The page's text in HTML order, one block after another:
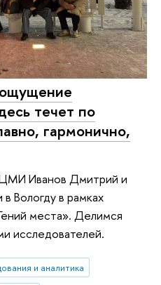
течет по
гармонично,
Иванов Дмитрий и
Вологду в рамках
места». Делимся
исследователей.
и аналитика